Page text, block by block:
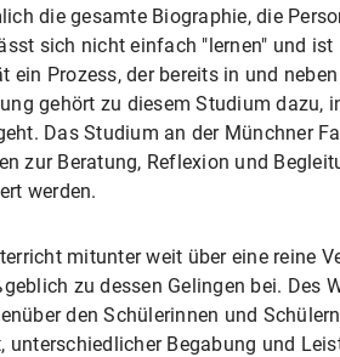
die gesamte Biographie, die
sich nicht einfach "lernen" und
ein Prozess, der bereits in und
gehört zu diesem Studium dazu,
Das Studium an der Münchner
zur Beratung, Reflexion und
werden.
mitunter weit über eine reine
zu dessen Gelingen bei. Des
den Schülerinnen und
unterschiedli­cher Begabung und